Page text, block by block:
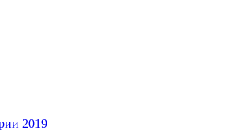
2019